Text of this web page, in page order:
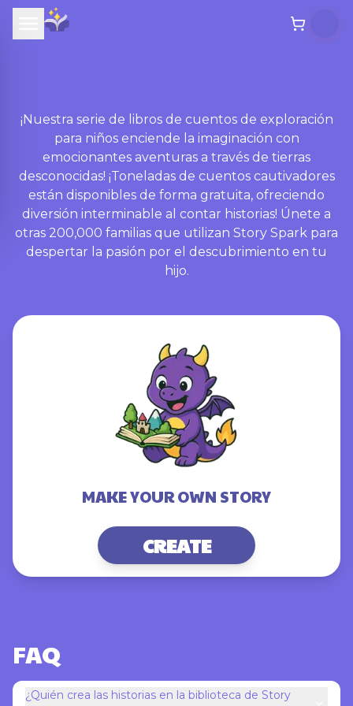
¡Nuestra serie de libros de cuentos de exploración
para niños enciende la imaginación con
emocionantes aventuras a través de tierras
desconocidas! ¡Toneladas de cuentos cautivadores
están disponibles de forma gratuita, ofreciendo
diversión interminable al contar historias! Únete a
otras 200,000 familias que utilizan Story Spark para
despertar la pasión por el descubrimiento en tu
hijo.
MAKE YOUR OWN STORY
CREATE
FAQ
¿Quién crea las historias en la biblioteca de Story